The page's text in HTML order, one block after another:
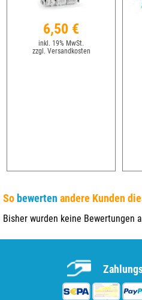
6,50 €
inkl. 19% MwSt.
zzgl. Versandkosten
So bewerten andere Kunden
Bisher wurden keine Bewertungen